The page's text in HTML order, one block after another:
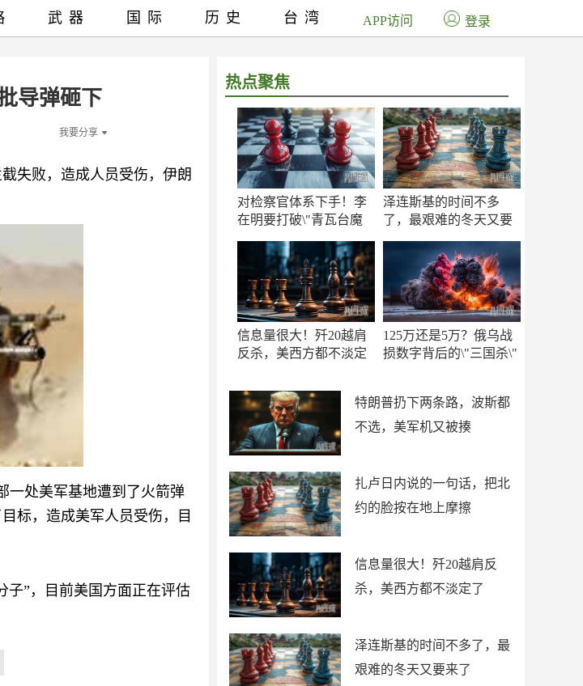
导弹砸下
我要分享
失败，造成人员受伤，伊朗
一处美军基地遭到了火箭弹
标，造成美军人员受伤，目
子”，目前美国方面正在评估
热点聚焦
对检察官体系下手！李
在明要打破\"青瓦台魔
泽连斯基的时间不多
了，最艰难的冬天又要
信息量很大！歼20越肩
反杀，美西方都不淡定
125万还是5万？俄乌战
损数字背后的\"三国杀\"
特朗普扔下两条路，波斯都
不选，美军机又被揍
扎卢日内说的一句话，把北
约的脸按在地上摩擦
信息量很大！歼20越肩反
杀，美西方都不淡定了
泽连斯基的时间不多了，最
艰难的冬天又要来了
武器 国际 历史 台湾 APP访问 登录